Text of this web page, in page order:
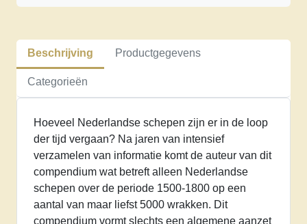
Compendium
verloren
gegane
schepen
aantal
Beschrijving Productgegevens
Categorieën
Hoeveel Nederlandse schepen zijn er in de loop
der tijd vergaan? Na jaren van intensief
verzamelen van informatie komt de auteur van dit
compendium wat betreft alleen Nederlandse
schepen over de periode 1500-1800 op een
aantal van maar liefst 5000 wrakken. Dit
compendium vormt slechts een algemene aanzet